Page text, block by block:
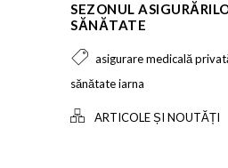
SEZONUL
SĂNĂTATE
asigurare medicală
sănătate iarna
ARTICOLE ȘI NOUTĂȚI